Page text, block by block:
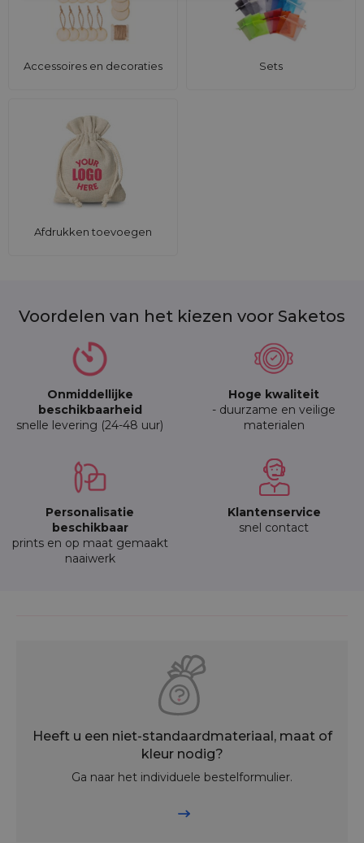
Accessoires en decoraties Sets
Afdrukken toevoegen
Voordelen van het kiezen voor Saketos
Onmiddellijke
beschikbaarheid
snelle levering (24-48 uur)
Hoge kwaliteit
- duurzame en veilige
materialen
Personalisatie
beschikbaar
prints en op maat gemaakt
naaiwerk
Klantenservice
snel contact
Heeft u een niet-standaardmateriaal, maat of
kleur nodig?
Ga naar het individuele bestelformulier.